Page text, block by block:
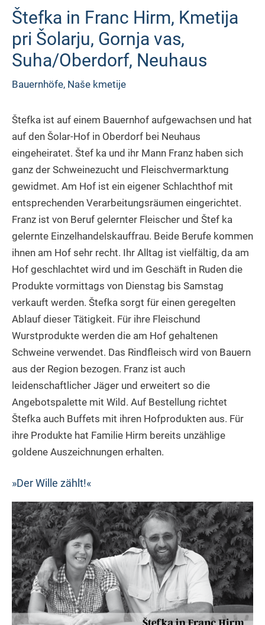
Štefka in Franc Hirm, Kmetija
pri Šolarju, Gornja vas,
Suha/Oberdorf, Neuhaus
Bauernhöfe, Naše kmetije
Štefka ist auf einem Bauernhof aufgewachsen und hat
auf den Šolar-Hof in Oberdorf bei Neuhaus
eingeheiratet. Štef ka und ihr Mann Franz haben sich
ganz der Schweinezucht und Fleischvermarktung
gewidmet. Am Hof ist ein eigener Schlachthof mit
entsprechenden Verarbeitungsräumen eingerichtet.
Franz ist von Beruf gelernter Fleischer und Štef ka
gelernte Einzelhandelskauffrau. Beide Berufe kommen
ihnen am Hof sehr recht. Ihr Alltag ist vielfältig, da am
Hof geschlachtet wird und im Geschäft in Ruden die
Produkte vormittags von Dienstag bis Samstag
verkauft werden. Štefka sorgt für einen geregelten
Ablauf dieser Tätigkeit. Für ihre Fleischund
Wurstprodukte werden die am Hof gehaltenen
Schweine verwendet. Das Rindfleisch wird von Bauern
aus der Region bezogen. Franz ist auch
leidenschaftlicher Jäger und erweitert so die
Angebotspalette mit Wild. Auf Bestellung richtet
Štefka auch Buffets mit ihren Hofprodukten aus. Für
ihre Produkte hat Familie Hirm bereits unzählige
goldene Auszeichnungen erhalten.
»Der Wille zählt!«